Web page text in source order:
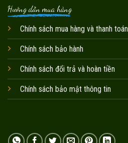
Hướng dẫn mua hàng
Chính sách mua hàng và thanh toán
Chính sách bảo hành
Chính sách đổi trả và hoàn tiền
Chính sách bảo mật thông tin